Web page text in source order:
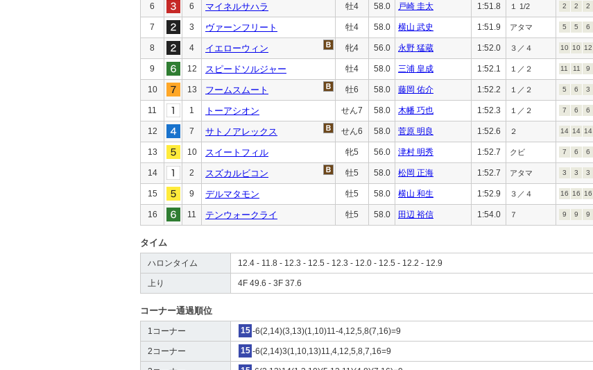
6 6 マイネルサハラ 牡4 58.0 戸崎 圭太 1:51.8 １ 1/2 2 2 2
7 3 ヴァーンフリート 牡4 58.0 横山 武史 1:51.9 アタマ 5 5 6
8 4 イエローウィン 牝4 56.0 永野 猛蔵 1:52.0 ３／４ 10 10 12
9 12 スピードソルジャー 牡4 58.0 三浦 皇成 1:52.1 １／２ 11 11 9
10 13 フームスムート 牡6 58.0 藤岡 佑介 1:52.2 １／２ 5 6 3
11 1 トーアシオン せん7 58.0 木幡 巧也 1:52.3 １／２ 7 6 6
12 7 サトノアレックス せん6 58.0 菅原 明良 1:52.6 ２ 14 14 14
13 10 スイートフィル 牝5 56.0 津村 明秀 1:52.7 クビ 7 6 6
14 2 スズカルビコン 牡5 58.0 松岡 正海 1:52.7 アタマ 3 3 3
15 9 デルマタモン 牡5 58.0 横山 和生 1:52.9 ３／４ 16 16 16
16 11 テンウォークライ 牡5 58.0 田辺 裕信 1:54.0 ７ 9 9 9
タイム
ハロンタイム 12.4 - 11.8 - 12.3 - 12.5 - 12.3 - 12.0 - 12.5 - 12.2 - 12.9
上り 4F 49.6 - 3F 37.6
コーナー通過順位
1コーナー 15 -6(2,14)(3,13)(1,10)11-4,12,5,8(7,16)=9
2コーナー 15 -6(2,14)3(1,10,13)11,4,12,5,8,7,16=9